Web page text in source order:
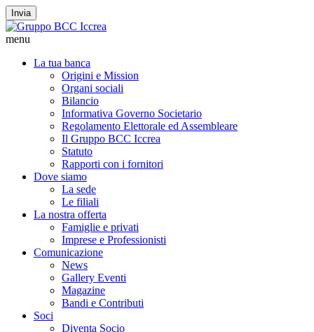
Invia
menu
La tua banca
Origini e Mission
Organi sociali
Bilancio
Informativa Governo Societario
Regolamento Elettorale ed Assembleare
Il Gruppo BCC Iccrea
Statuto
Rapporti con i fornitori
Dove siamo
La sede
Le filiali
La nostra offerta
Famiglie e privati
Imprese e Professionisti
Comunicazione
News
Gallery Eventi
Magazine
Bandi e Contributi
Soci
Diventa Socio